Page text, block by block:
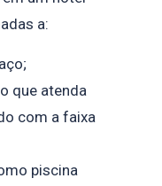
a:
que atenda
com a faixa
piscina